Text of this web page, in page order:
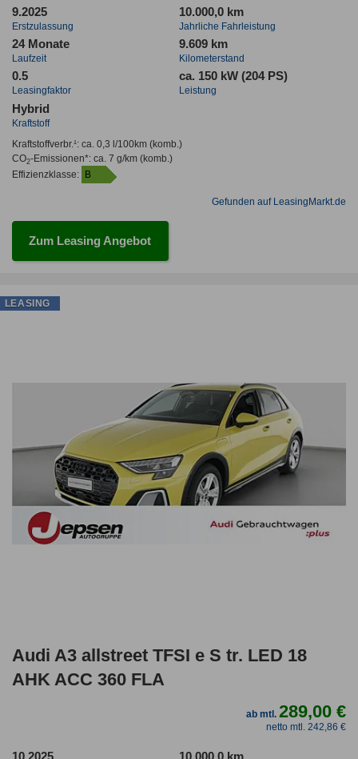
9.2025
Erstzulassung
10.000,0 km
Jahrliche Fahrleistung
24 Monate
Laufzeit
9.609 km
Kilometerstand
0.5
Leasingfaktor
ca. 150 kW (204 PS)
Leistung
Hybrid
Kraftstoff
Kraftstoffverbr.¹: ca. 0,3 l/100km(komb.)
CO2-Emissionen*: ca. 7 g/km(komb.)
Effizienzklasse:
B
Gefunden auf LeasingMarkt.de
Zum Leasing Angebot
Audi A3 allstreet TFSI e S tr. LED 18
AHK ACC 360 FLA
ab mtl.289,00 €
netto mtl. 242,86 €
10.2025 10.000,0 km
LEASING